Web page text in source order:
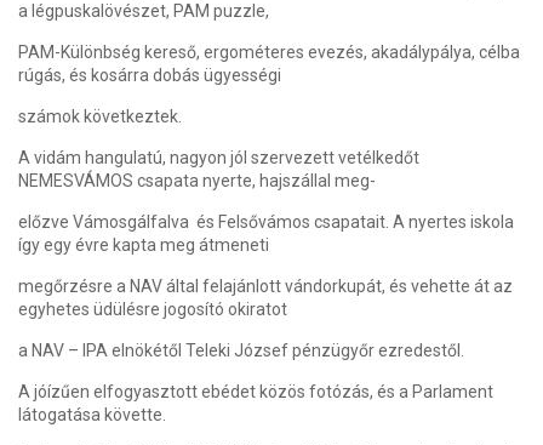
a légpuskalövészet, PAM puzzle,
PAM-Különbség kereső, ergométeres evezés, akadálypálya, célba
rúgás, és kosárra dobás ügyességi
számok következtek.
A vidám hangulatú, nagyon jól szervezett vetélkedőt
NEMESVÁMOS csapata nyerte, hajszállal meg-
előzve Vámosgálfalva és Felsővámos csapatait. A nyertes iskola
így egy évre kapta meg átmeneti
megőrzésre a NAV által felajánlott vándorkupát, és vehette át az
egyhetes üdülésre jogosító okiratot
a NAV – IPA elnökétől Teleki József pénzügyőr ezredestől.
A jóízűen elfogyasztott ebédet közös fotózás, és a Parlament
látogatása követte.